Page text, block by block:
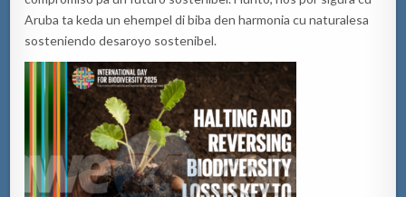
Aruba ta keda un ehempel di biba den harmonia cu naturalesa
sosteniendo desaroyo sostenibel.